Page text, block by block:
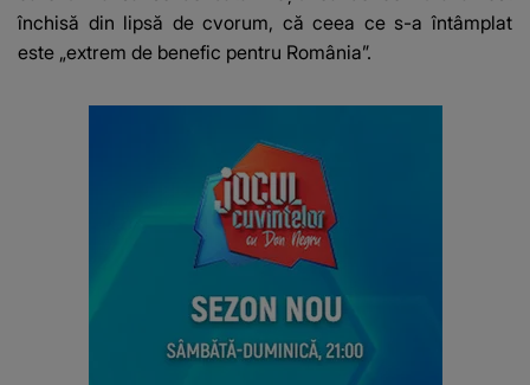
închisă din lipsă de cvorum, că ceea ce s-a întâmplat
este „extrem de benefic pentru România”.